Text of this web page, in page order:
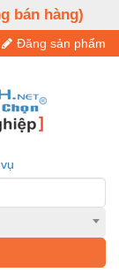
bán hàng)
Đăng sản phẩm